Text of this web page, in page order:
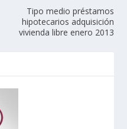
Tipo medio préstamos
hipotecarios adquisición
vivienda libre enero 2013